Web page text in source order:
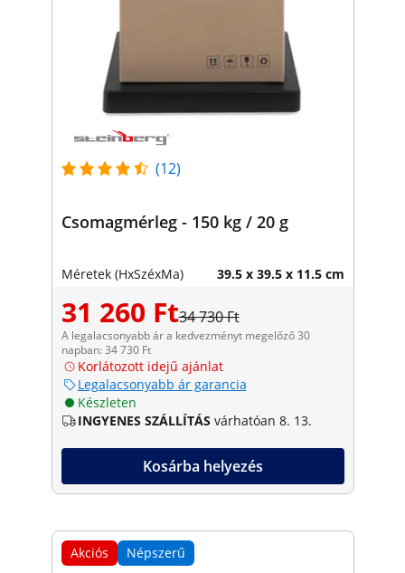
(12)
Csomagmérleg - 150 kg / 20 g
Méretek (HxSzéxMa) 39.5 x 39.5 x 11.5 cm
31 260 Ft34 730 Ft
A legalacsonyabb ár a kedvezményt megelőző 30
napban: 34 730 Ft
Korlátozott idejű ajánlat
Legalacsonyabb ár garancia
Készleten
INGYENES SZÁLLÍTÁS várhatóan 8. 13.
Kosárba helyezés
Akciós Népszerű